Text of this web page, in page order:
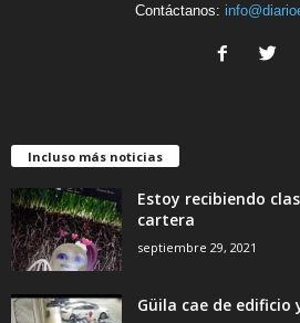
Contáctanos:
Incluso más noticias
Estoy recibiendo
cartera
septiembre 29, 2021
Güila cae de edificio